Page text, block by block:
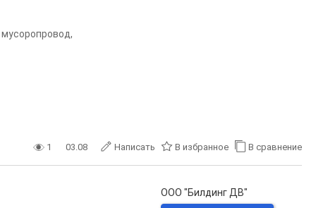
1 03.08 Написать В избранное В сравнение
ООО "Билдинг ДВ"